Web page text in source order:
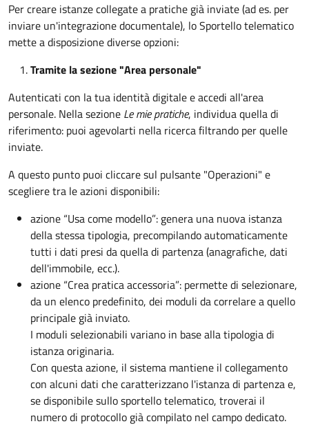
Per creare istanze collegate a pratiche già inviate (ad es. per
inviare un'integrazione documentale), lo Sportello telematico
mette a disposizione diverse opzioni:
Tramite la sezione "Area personale"
Autenticati con la tua identità digitale e accedi all'area
personale. Nella sezione Le mie pratiche, individua quella di
riferimento: puoi agevolarti nella ricerca filtrando per quelle
inviate.
A questo punto puoi cliccare sul pulsante "Operazioni" e
scegliere tra le azioni disponibili:
azione “Usa come modello”: genera una nuova istanza
della stessa tipologia, precompilando automaticamente
tutti i dati presi da quella di partenza (anagrafiche, dati
dell'immobile, ecc.).
azione “Crea pratica accessoria”: permette di selezionare,
da un elenco predefinito, dei moduli da correlare a quello
principale già inviato.
I moduli selezionabili variano in base alla tipologia di
istanza originaria.
Con questa azione, il sistema mantiene il collegamento
con alcuni dati che caratterizzano l'istanza di partenzae,
se disponibile sullo sportello telematico, troverai il
numero di protocollo già compilato nel campo dedicato.